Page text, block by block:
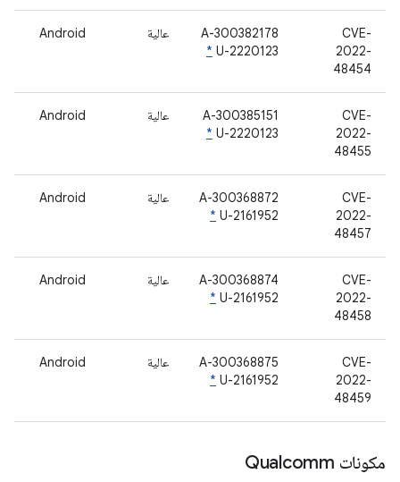
CVE-
2022-
48454
A-300382178
U-2220123
*
عالية Android
CVE-
2022-
48455
A-300385151
U-2220123
*
عالية Android
CVE-
2022-
48457
A-300368872
U-2161952
*
عالية Android
CVE-
2022-
48458
A-300368874
U-2161952
*
عالية Android
CVE-
2022-
48459
A-300368875
U-2161952
*
عالية Android
مكونات Qualcomm